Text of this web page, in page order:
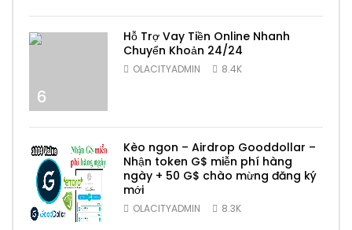
6
Hỗ Trợ Vay Tiền Online Nhanh
Chuyển Khoản 24/24
OLACITYADMIN 8.4K
7
Kèo ngon – Airdrop Gooddollar –
Nhận token G$ miễn phí hàng
ngày + 50 G$ chào mừng đăng ký
mới
OLACITYADMIN 8.3K